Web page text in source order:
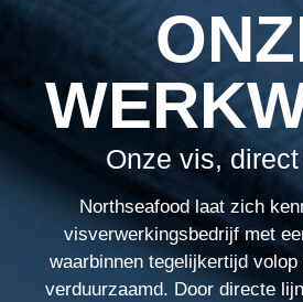
Onze vis,
Northseafood laat zich
visverwerkingsbedrijf met
waarbinnen tegelijkertijd
verduurzaamd. Door directe